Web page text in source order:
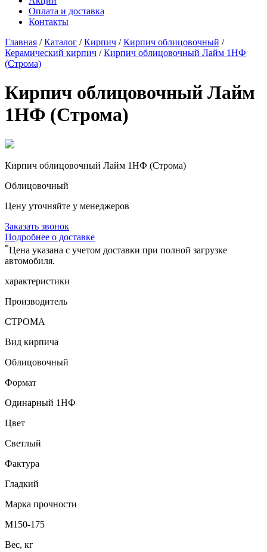
Оплата и доставка
Контакты
Главная /Каталог /Кирпич /Кирпич облицовочный /
Керамический кирпич /Кирпич облицовочный Лайм 1НФ
(Строма)
Кирпич облицовочный Лайм
1НФ (Строма)
Кирпич облицовочный Лайм 1НФ (Строма)
Облицовочный
Цену уточняйте у менеджеров
Заказать звонок
Подробнее о доставке
*Цена указана с учетом доставки при полной загрузке
автомобиля.
характеристики
Производитель
СТРОМА
Вид кирпича
Облицовочный
Формат
Одинарный 1НФ
Цвет
Светлый
Фактура
Гладкий
Марка прочности
М150-175
Вес, кг